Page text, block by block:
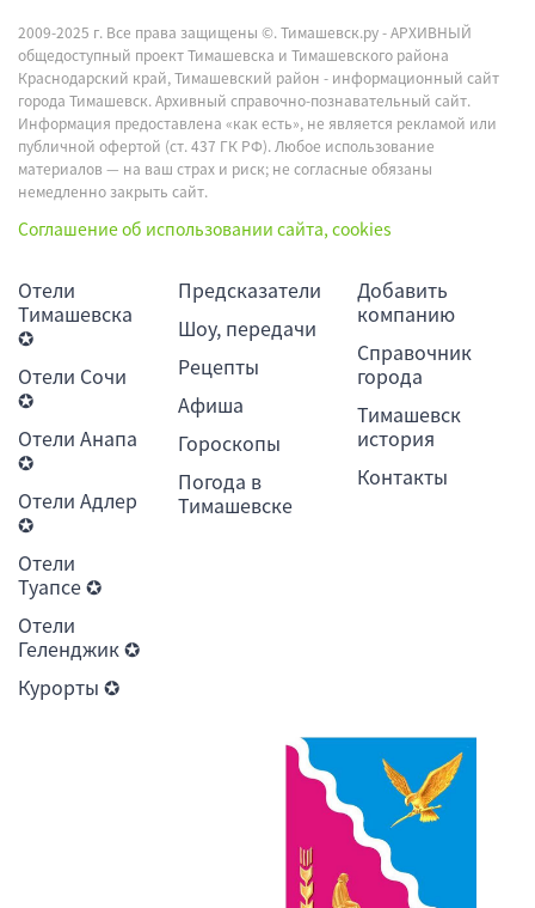
2009-2025 г. Все права защищены ©.Тимашевск.ру - АРХИВНЫЙ
общедоступный проект Тимашевска и Тимашевского района
Краснодарский край, Тимашевский район - информационный сайт
города Тимашевск. Архивный справочно-познавательный сайт.
Информация предоставлена «как есть», не является рекламой или
публичной офертой (ст. 437 ГК РФ). Любое использование
материалов — на ваш страх и риск; не согласные обязаны
немедленно закрыть сайт.
Соглашение об использовании сайта, cookies
Отели
Тимашевска
✪
Отели Сочи
✪
Отели Анапа
✪
Отели Адлер
✪
Отели
Туапсе ✪
Отели
Геленджик ✪
Курорты ✪
Предсказатели
Шоу, передачи
Рецепты
Афиша
Гороскопы
Погода в
Тимашевске
Добавить
компанию
Справочник
города
Тимашевск
история
Контакты